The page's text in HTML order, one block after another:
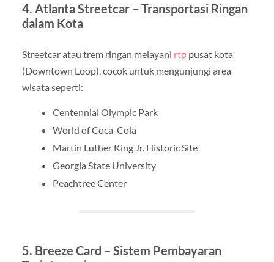
4. Atlanta Streetcar – Transportasi Ringan
dalam Kota
Streetcar atau trem ringan melayani rtppusat kota
(Downtown Loop), cocok untuk mengunjungi area
wisata seperti:
Centennial Olympic Park
World of Coca-Cola
Martin Luther King Jr. Historic Site
Georgia State University
Peachtree Center
5. Breeze Card – Sistem Pembayaran